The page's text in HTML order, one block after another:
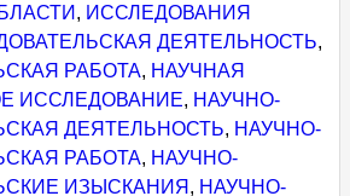
, ИССЛЕДОВАНИЯ
ДЕЯТЕЛЬНОСТЬ,
РАБОТА, НАУЧНАЯ
ИССЛЕДОВАНИЕ, НАУЧНО-
ДЕЯТЕЛЬНОСТЬ, НАУЧНО-
РАБОТА, НАУЧНО-
ИЗЫСКАНИЯ , НАУЧНО-